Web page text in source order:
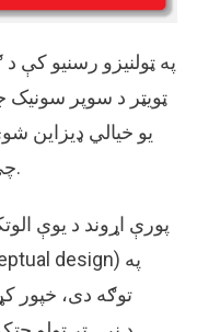
په ټولنیزو رسنیو کې
ټویټر د سوپر سونیک
یو خیالي ډیزاین
چې دغه مالومات نیمګړي او ناسم دي.
توګه دی، خپور